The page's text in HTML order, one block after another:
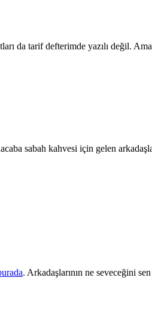
da tarif defterimde yazılı değil.
sabah kahvesi için gelen
. Arkadaşlarının ne seveceğini